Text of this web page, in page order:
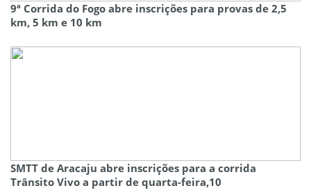
9ª Corrida do Fogo abre inscrições para provas de 2,5
km, 5 km e 10 km
SMTT de Aracaju abre inscrições para a corrida
Trânsito Vivo a partir de quarta-feira,10